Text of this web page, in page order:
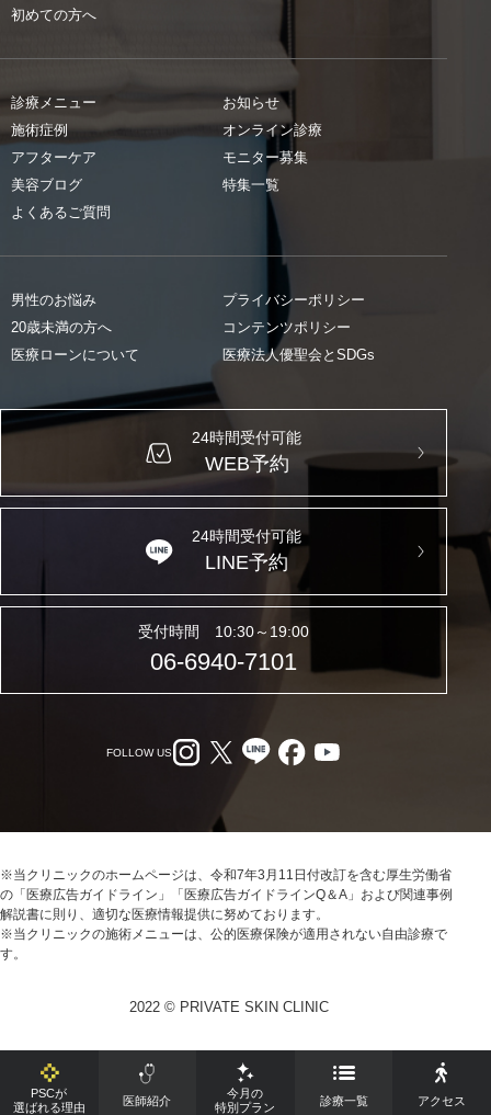
初めての方へ
診療メニュー
施術症例
アフターケア
美容ブログ
よくあるご質問
お知らせ
オンライン診療
モニター募集
特集一覧
男性のお悩み
20歳未満の方へ
医療ローンについて
プライバシーポリシー
コンテンツポリシー
医療法人優聖会とSDGs
24時間受付可能
WEB予約
24時間受付可能
LINE予約
受付時間 10:30～19:00
06-6940-7101
FOLLOW US
※当クリニックのホームページは、令和7年3月11日付改訂を含む厚生労働省
の「医療広告ガイドライン」「医療広告ガイドラインQ＆A」および関連事例
解説書に則り、適切な医療情報提供に努めております。
※当クリニックの施術メニューは、公的医療保険が適用されない自由診療で
す。
2022 © PRIVATE SKIN CLINIC
PSCが
選ばれる理由
医師紹介
今月の
特別プラン
診療一覧 アクセス